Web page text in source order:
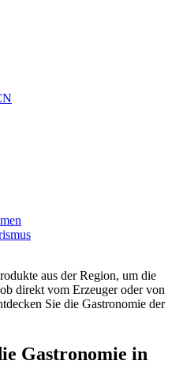
aus der Region, um die
direkt vom Erzeuger oder von
Sie die Gastronomie der
Gastronomie in